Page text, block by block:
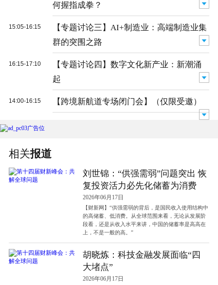
何握指成拳？
15:05-16:15
【专题讨论三】AI+制造业：高端制造业集
群的突围之路
16:15-17:10
【专题讨论四】数字文化新产业：新潮涌
起
14:00-16:15 【跨境新航道专场闭门会】（仅限受邀）
相关报道
刘世锦：“供强需弱”问题突出 恢
复投资活力必先化储蓄为消费
2026年06月17日
【财新网】“供强需弱的背后，是国民收入使用结构中
的高储蓄、低消费。从全球范围来看，无论从发展阶
段看，还是从收入水平来讲，中国的储蓄率是高高在
上，不是一般的高。”
胡晓炼：科技金融发展面临“四
大堵点”
2026年06月17日